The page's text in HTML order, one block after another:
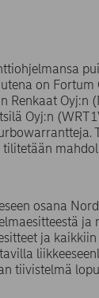
on Fortum
Renkaat Oyj:n
Oyj:n
osana
ja
tiivistelmä